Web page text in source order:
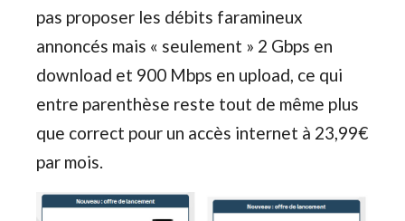
pas proposer les débits faramineux
annoncés mais « seulement » 2 Gbps en
download et 900 Mbps en upload, ce qui
entre parenthèse reste tout de même plus
que correct pour un accès internet à 23,99€
par mois.